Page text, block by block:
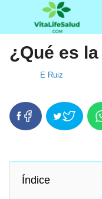
¿Qué es
E Ruiz
Índice